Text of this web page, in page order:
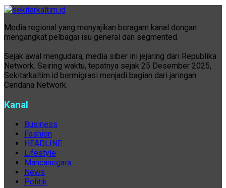
Media regional yang menyajikan beragam kanal dengan
mengangkat pelbagai isu general dan segmented.
Sejak awal mengudara, media siber ini jejaring dari Republika
Network. Seiring waktu, tepatnya sejak 25 Desember 2025,
Sekitarkaltim.id bermigrasi menjadi bagian dari jaringan
Cendana Network.
Kanal
Business
Fashion
HEADLINE
Lifestyle
Mancanegara
News
Politik